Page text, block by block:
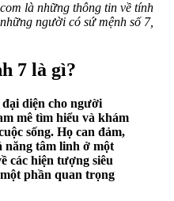
là những thông tin về tính
người có sứ mệnh số 7,
7 là gì?
đại diện cho người
mê tìm hiểu và khám
sống. Họ can đảm,
năng tâm linh ở một
các hiện tượng siêu
phần quan trọng